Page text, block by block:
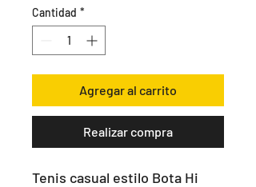
Cantidad *
Agregar al carrito
Realizar compra
Tenis casual estilo Bota Hi